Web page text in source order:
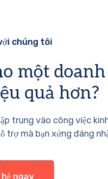
chúng tôi
một
quả hơn?
trung vào công việc
trợ mà bạn xứng đáng
ngay